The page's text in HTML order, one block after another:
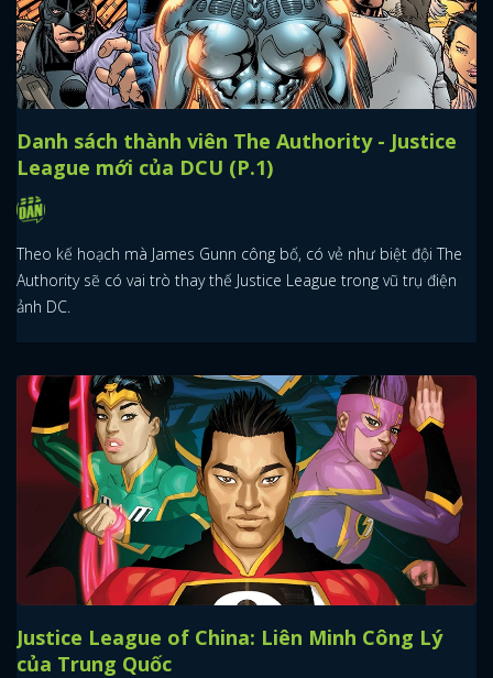
Danh sách thành viên The Authority - Justice
League mới của DCU (P.1)
Theo kế hoạch mà James Gunn công bố, có vẻ như biệt đội The
Authority sẽ có vai trò thay thế Justice League trong vũ trụ điện
ảnh DC.
Justice League of China: Liên Minh Công Lý
của Trung Quốc